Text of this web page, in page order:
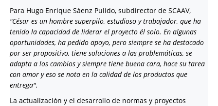
Para Hugo Enrique Sáenz Pulido, subdirector de SCAAV,
"César es un hombre superpilo, estudioso y trabajador, que ha
tenido la capacidad de liderar el proyecto él solo. En algunas
oportunidades, ha pedido apoyo, pero siempre se ha destacado
por ser propositivo, tiene soluciones a las problemáticas, se
adapta a los cambios y siempre tiene buena cara, hace su tarea
con amor y eso se nota en la calidad de los productos que
entrega".
La actualización y el desarrollo de normas y proyectos